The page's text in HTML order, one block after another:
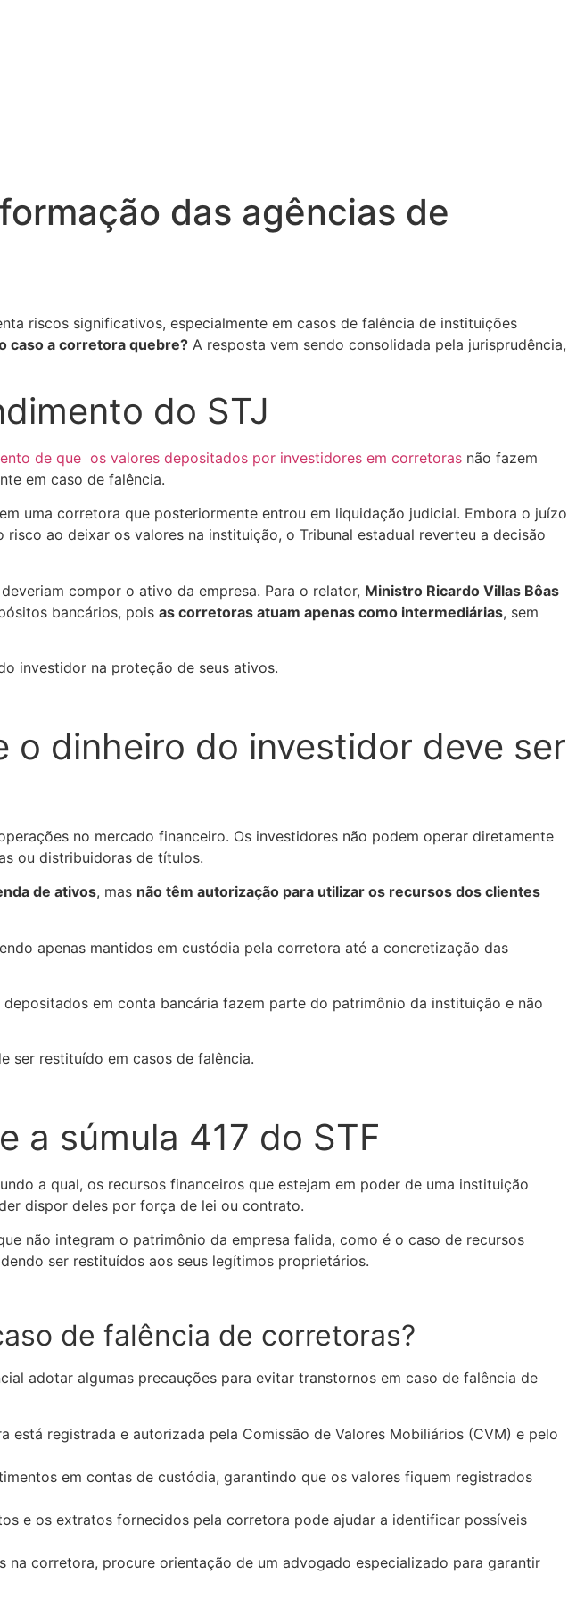
das agências de
riscos significativos, especialmente em casos de falência de instituições
caso a corretora quebre? A resposta vem sendo consolidada pela jurisprudência,
do STJ
de que os valores depositados por investidores em corretoras não fazem
em caso de falência.
uma corretora que posteriormente entrou em liquidação judicial. Embora o juízo
ao deixar os valores na instituição, o Tribunal estadual reverteu a decisão
compor o ativo da empresa. Para o relator, Ministro Ricardo Villas Bôas
bancários, pois as corretoras atuam apenas como intermediárias, sem
investidor na proteção de seus ativos.
dinheiro do investidor deve ser
no mercado financeiro. Os investidores não podem operar diretamente
ou distribuidoras de títulos.
de ativos, mas não têm autorização para utilizar os recursos dos clientes
apenas mantidos em custódia pela corretora até a concretização das
em conta bancária fazem parte do patrimônio da instituição e não
ser restituído em casos de falência.
a súmula 417 do STF
a qual, os recursos financeiros que estejam em poder de uma instituição
dispor deles por força de lei ou contrato.
não integram o patrimônio da empresa falida, como é o caso de recursos
ser restituídos aos seus legítimos proprietários.
de falência de corretoras?
adotar algumas precauções para evitar transtornos em caso de falência de
está registrada e autorizada pela Comissão de Valores Mobiliários (CVM) e pelo
em contas de custódia, garantindo que os valores fiquem registrados
e os extratos fornecidos pela corretora pode ajudar a identificar possíveis
na corretora, procure orientação de um advogado especializado para garantir